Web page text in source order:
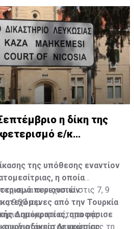
Σώμα.
η δίκη της
ε/κ
της υπόθεσης εναντίον
η οποία
περιουσιών
από την Τουρκία
Δημοκρατίας, αποφάσισε
Λευκωσίας,
να συνεχιστεί στις 7, 9
9:00 π.μ.
απέρριψε αίτημα της
διατάγματος κράτησης της